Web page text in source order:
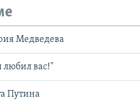
Медведева
вас!"
Путина